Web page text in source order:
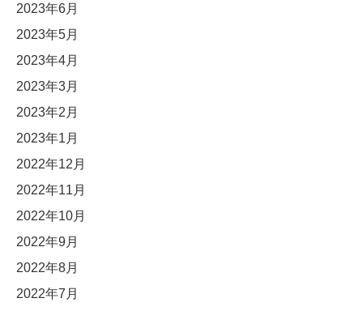
2023年6月
2023年5月
2023年4月
2023年3月
2023年2月
2023年1月
2022年12月
2022年11月
2022年10月
2022年9月
2022年8月
2022年7月